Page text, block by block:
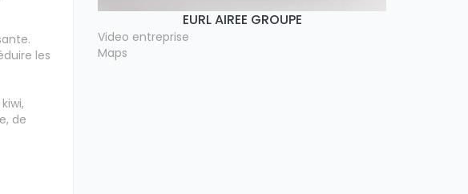
les
de
EURL AIREE GROUPE
Video entreprise
Maps